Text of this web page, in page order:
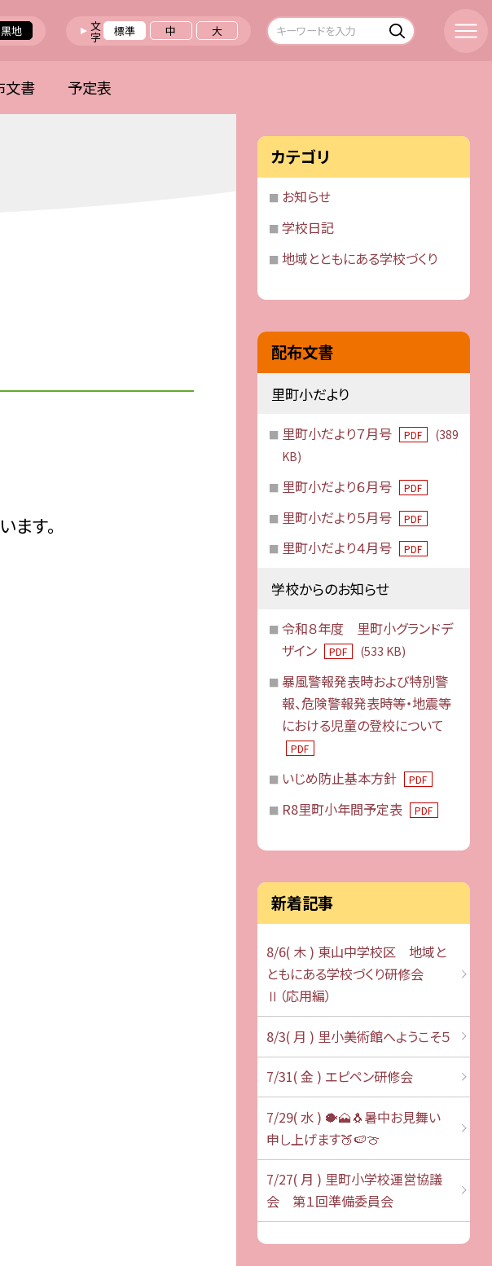
黒地 文字 標準 中 大
文書 予定表
ます。
カテゴリ
お知らせ
学校日記
地域とともにある学校づくり
配布文書
里町小だより
里町小だより７月号 PDF
(389
KB)
里町小だより６月号 PDF
里町小だより５月号 PDF
里町小だより４月号 PDF
学校からのお知らせ
令和８年度 里町小グランドデ
ザイン
PDF (533 KB)
暴風警報発表時および特別警
報、危険警報発表時等・地震等
における児童の登校について
PDF
いじめ防止基本方針 PDF
R8里町小年間予定表 PDF
新着記事
8/6( 木 ) 東山中学校区 地域と
ともにある学校づくり研修会
Ⅱ（応用編）
8/3( 月 ) 里小美術館へようこそ５
7/31( 金 ) エピペン研修会
7/29( 水 ) 🐡🗻🐧暑中お見舞い
申し上げます🍑🍉🍈
7/27( 月 ) 里町小学校運営協議
会 第１回準備委員会